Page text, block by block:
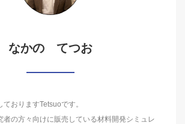
なかの てつお
おりますTetsuoです。
者の方々向けに販売している材料開発シミュレ